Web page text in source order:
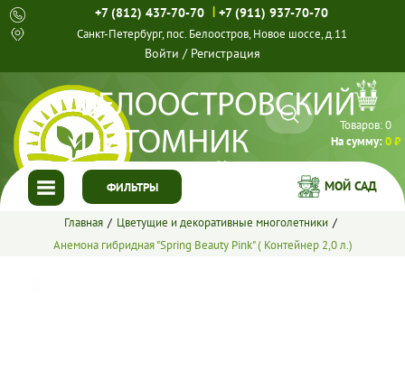
+7 (812) 437-70-70 | +7 (911) 937-70-70
Санкт-Петербург, пос. Белоостров, Новое шоссе, д.11
Войти / Регистрация
Товаров:0
На сумму:0 ₽
ФИЛЬТРЫ
ГЛАВНАЯ
МОЙ САД
Главная
Цветущие и декоративные многолетники
Анемона гибридная "Spring Beauty Pink" ( Контейнер 2,0 л.)